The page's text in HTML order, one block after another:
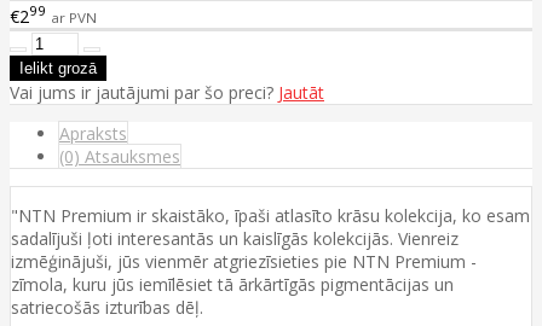
€299 ar PVN
Vai jums ir jautājumi par šo preci? Jautāt
Apraksts
(0) Atsauksmes
"NTN Premium ir skaistāko, īpaši atlasīto krāsu kolekcija, ko esam
sadalījuši ļoti interesantās un kaislīgās kolekcijās. Vienreiz
izmēģinājuši, jūs vienmēr atgriezīsieties pie NTN Premium -
zīmola, kuru jūs iemīlēsiet tā ārkārtīgās pigmentācijas un
satriecošās izturības dēļ.